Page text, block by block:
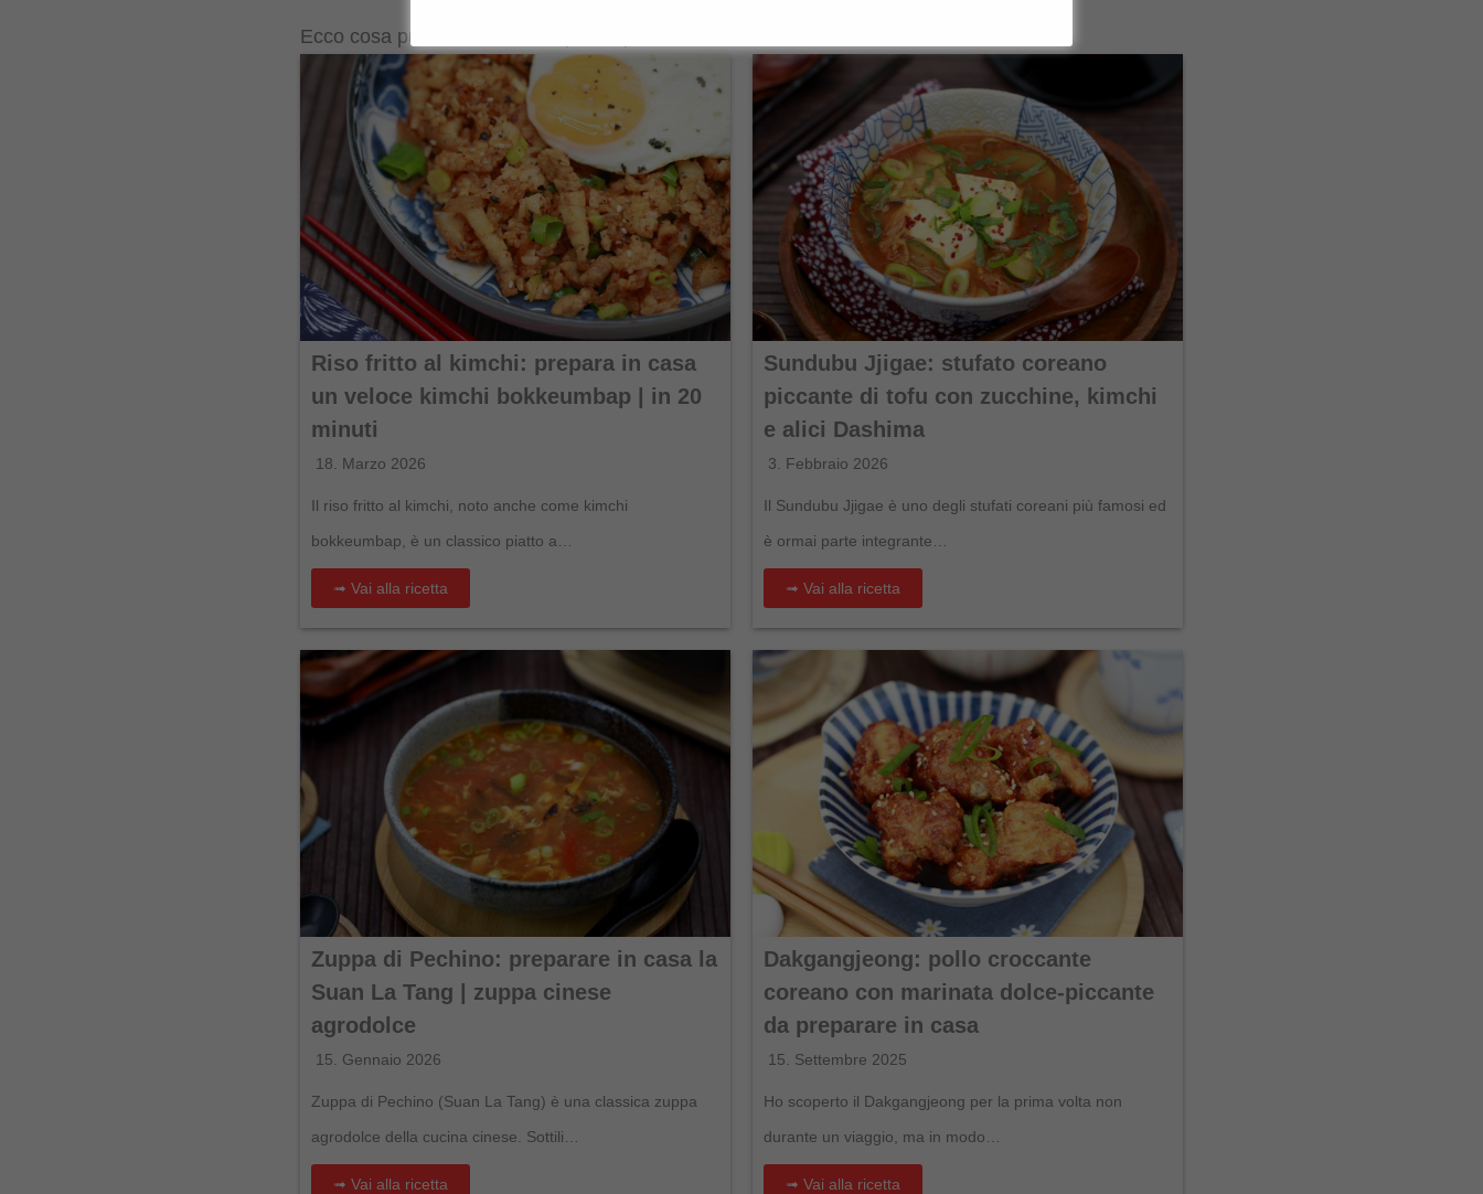
Ecco cosa puoi cucinare con questo prodotto:
Riso fritto al kimchi: prepara in casa
un veloce kimchi bokkeumbap | in 20
minuti
18. Marzo 2026
Il riso fritto al kimchi, noto anche come kimchi
bokkeumbap, è un classico piatto a…
➟ Vai alla ricetta
Sundubu Jjigae: stufato coreano
piccante di tofu con zucchine, kimchi
e alici Dashima
3. Febbraio 2026
Il Sundubu Jjigae è uno degli stufati coreani più famosi ed
è ormai parte integrante…
➟ Vai alla ricetta
Zuppa di Pechino: preparare in casa la
Suan La Tang | zuppa cinese
agrodolce
15. Gennaio 2026
Zuppa di Pechino (Suan La Tang) è una classica zuppa
agrodolce della cucina cinese. Sottili…
➟ Vai alla ricetta
Dakgangjeong: pollo croccante
coreano con marinata dolce-piccante
da preparare in casa
15. Settembre 2025
Ho scoperto il Dakgangjeong per la prima volta non
durante un viaggio, ma in modo…
➟ Vai alla ricetta